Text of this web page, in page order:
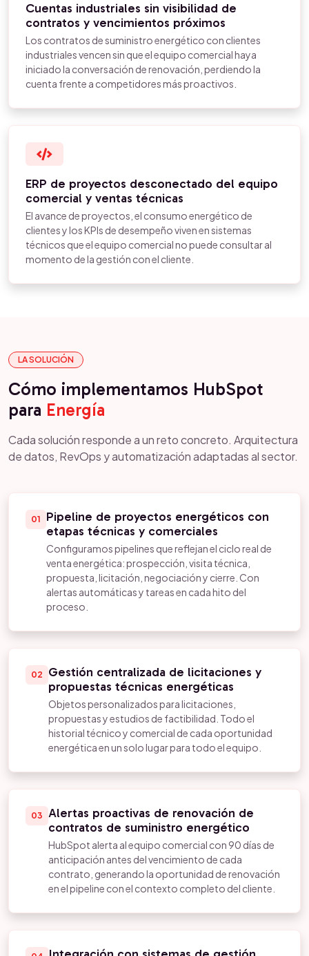
Cuentas industriales sin visibilidad de
contratos y vencimientos próximos
Los contratos de suministro energético con clientes
industriales vencen sin que el equipo comercial haya
iniciado la conversación de renovación, perdiendo la
cuenta frente a competidores más proactivos.
ERP de proyectos desconectado del equipo
comercial y ventas técnicas
El avance de proyectos, el consumo energético de
clientes y los KPIs de desempeño viven en sistemas
técnicos que el equipo comercial no puede consultar al
momento de la gestión con el cliente.
LA SOLUCIÓN
Cómo implementamos HubSpot
para Energía
Cada solución responde a un reto concreto. Arquitectura
de datos, RevOps y automatización adaptadas al sector.
01
Pipeline de proyectos energéticos con
etapas técnicas y comerciales
Configuramos pipelines que reflejan el ciclo real de
venta energética: prospección, visita técnica,
propuesta, licitación, negociación y cierre. Con
alertas automáticas y tareas en cada hito del
proceso.
02
Gestión centralizada de licitaciones y
propuestas técnicas energéticas
Objetos personalizados para licitaciones,
propuestas y estudios de factibilidad. Todo el
historial técnico y comercial de cada oportunidad
energética en un solo lugar para todo el equipo.
03 Alertas proactivas de renovación de
contratos de suministro energético
HubSpot alerta al equipo comercial con 90 días de
anticipación antes del vencimiento de cada
contrato, generando la oportunidad de renovación
en el pipeline con el contexto completo del cliente.